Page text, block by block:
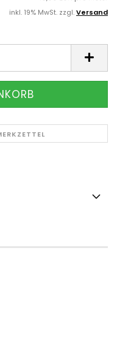
inkl. 19% MwSt. zzgl.Versand